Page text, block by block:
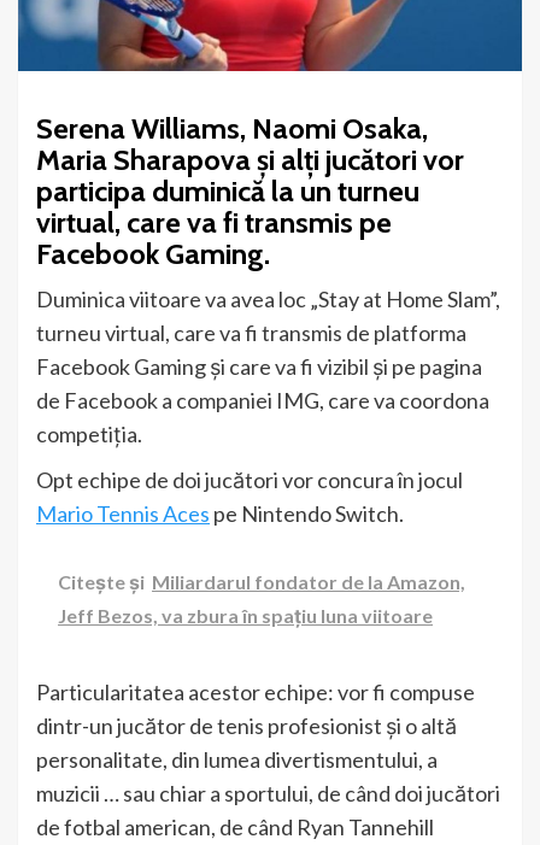
Serena Williams, Naomi Osaka,
Maria Sharapova și alți jucători vor
participa duminică la un turneu
virtual, care va fi transmis pe
Facebook Gaming.
Duminica viitoare va avea loc „Stay at Home Slam”,
turneu virtual, care va fi transmis de platforma
Facebook Gaming și care va fi vizibil și pe pagina
de Facebook a companiei IMG, care va coordona
competiția.
Opt echipe de doi jucători vor concura în jocul
Mario Tennis Aces pe Nintendo Switch.
Citește și Miliardarul fondator de la Amazon,
Jeff Bezos, va zbura în spațiu luna viitoare
Particularitatea acestor echipe: vor fi compuse
dintr-un jucător de tenis profesionist și o altă
personalitate, din lumea divertismentului, a
muzicii … sau chiar a sportului, de când doi jucători
de fotbal american, de când Ryan Tannehill